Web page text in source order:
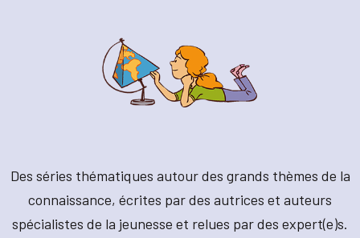
Des séries thématiques autour des grands thèmes de la
connaissance, écrites par des autrices et auteurs
spécialistes de la jeunesse et relues par des expert(e)s.